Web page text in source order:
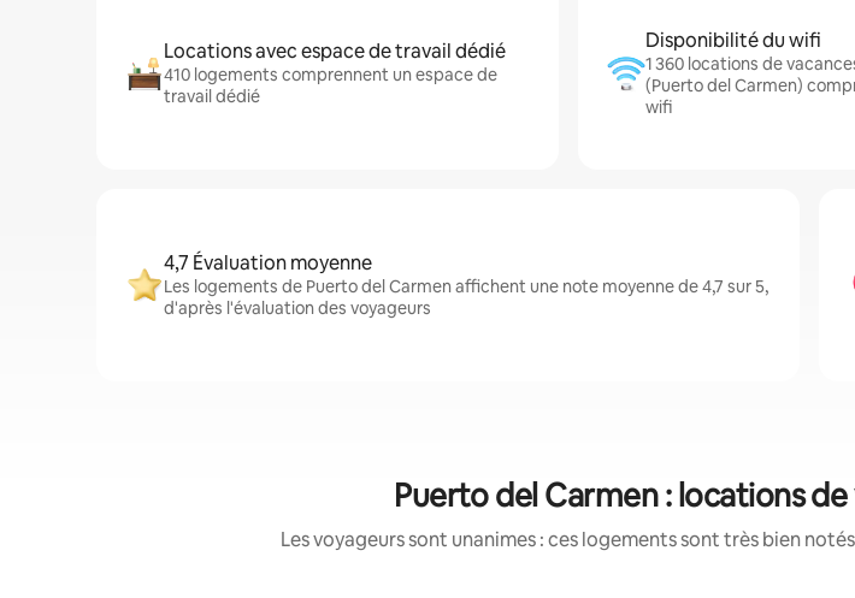
Locations avec espace de travail dédié
410 logements comprennent un espace de
travail dédié
Disponibilité du wifi
1 360 locations de
(Puerto del Carmen)
wifi
4,7 Évaluation moyenne
Les logements de Puerto del Carmen affichent une note moyenne de 4,7 sur 5,
d'après l'évaluation des voyageurs
Puerto del Carmen : locations
Les voyageurs sont unanimes : ces logements sont très bien